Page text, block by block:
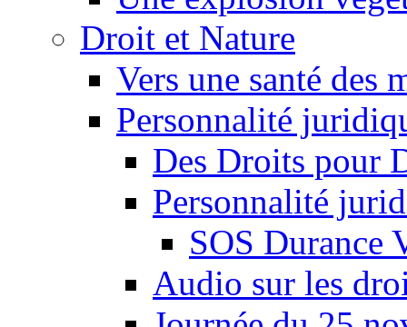
Droit et Nature
Vers une santé des
Personnalité
Des Droits pour
Personnalité
SOS Durance
Audio sur les